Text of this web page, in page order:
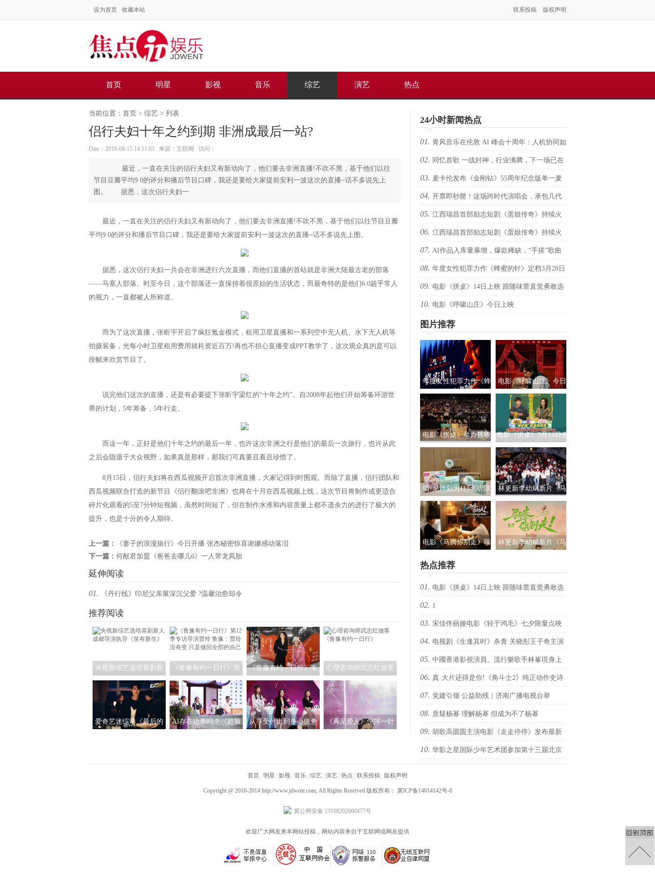
设为首页 收藏本站 联系投稿 版权声明
首页 明星 影视 音乐 综艺 演艺 热点
当前位置： 首页 > 综艺 > 列表
侣行夫妇十年之约到期 非洲成最后一站?
Date：2018-08-15 14:11:03 来源：互联网 访问：
最近，一直在关注的侣行夫妇又有新动向了，他们要去非洲直播!不吹不黑，基于他们以往
节目豆瓣平均9 0的评分和播后节目口碑，我还是要给大家提前安利一波这次的直播~话不多说先上
图。 据悉，这次侣行夫妇一
最近，一直在关注的侣行夫妇又有新动向了，他们要去非洲直播!不吹不黑，基于他们以往节目豆瓣
平均9.0的评分和播后节目口碑，我还是要给大家提前安利一波这次的直播~话不多说先上图。
据悉，这次侣行夫妇一共会在非洲进行六次直播，而他们直播的首站就是非洲大陆最古老的部落
——马塞人部落。时至今日，这个部落还一直保持着很原始的生活状态，而最奇特的是他们6.0超乎常人
的视力，一直都被人所称道。
而为了这次直播，张昕宇开启了疯狂氪金模式，租用卫星直播和一系列空中无人机、水下无人机等
拍摄装备，光每小时卫星租用费用就耗资近百万!再也不担心直播变成PPT教学了，这次观众真的是可以
按帧来欣赏节目了。
说完他们这次的直播，还是有必要提下张昕宇梁红的“十年之约”。自2008年起他们开始筹备环游世
界的计划，5年筹备，5年行走。
而这一年，正好是他们十年之约的最后一年，也许这次非洲之行是他们的最后一次旅行，也许从此
之后会隐退于大众视野，如果真是那样，那我们可真要且看且珍惜了。
8月15日，侣行夫妇将在西瓜视频开启首次非洲直播，大家记得到时围观。而除了直播，侣行团队和
西瓜视频联合打造的新节目《侣行翻滚吧非洲》也将在十月在西瓜视频上线，这次节目将制作成更适合
碎片化观看的5至7分钟短视频，虽然时间短了，但在制作水准和内容质量上都不遗余力的进行了极大的
提升，也是十分的令人期待。
上一篇：
《妻子的浪漫旅行》今日开播 张杰秘密惊喜谢娜感动落泪
下一篇： 何猷君加盟《爸爸去哪儿6》一人带龙凤胎
延伸阅读
01. 《丹行线》印尼父亲展深沉父爱 ?温馨治愈却令
朱丹大哭
推荐阅读
央视新综艺选培喜剧新
人 成都导演执导《笑有
新生》
《鲁豫有约一日行》第
12季专访导演贾玲 鲁
豫：贾玲没有变 只是做
回全部的自己
《鲁豫有约一日行》专
访王潮歌：我希望自己
是一个严肃的艺术家
心理咨询师武志红做客
《鲁豫有约一日行》
爱奇艺迷综季《最后的
AI存在边界吗？《超脑
从享受付出到身心疲惫
《再见爱人》倪萍一针
散
24小时新闻热点
01. 青风音乐在伦敦 AI 峰会十周年：人机协同如
何重塑虚拟音乐 IP 全球化路径？
02. 同忆首歌 一战封神，行业沸腾，下一场已在
路上
03. 麦卡伦发布《金刚钻》55周年纪念版单一麦
芽苏格兰威士忌 致敬007银幕传奇，续写匠心与
电影的交融
04. 开票即秒罄！这场跨时代演唱会，承包几代
人的回忆
05. 江西瑞昌首部励志短剧《蛋姐传奇》持续火
爆！双平台数据刷新纪录，见证本土力量
06. 江西瑞昌首部励志短剧《蛋姐传奇》持续火
爆！双平台数据刷新纪录，见证本土力量
07. AI作品入库量暴增，爆款稀缺，“手搓”歌曲
还有优势吗？青风音乐 SXSW 圆桌实录
08. 年度女性犯罪力作《蜂蜜的针》定档3月28日
绝版影后阵容癫
09. 电影《拼桌》14日上映 跟随味蕾直觉勇敢选
择心之所向
10. 电影《呼啸山庄》今日上映
图片推荐
年度女性犯罪力作《蜂
蜜的针》定档3月28日
绝版影后阵容癫
电影《呼啸山庄》今日
上映
电影《拼桌》举办首映
礼及路演 白色情人节相
约搭子稳稳幸福
电影《拼桌》3月14日全
国上映 饭张力拉满独属
于老吃家的烟火浪漫
听·见计划为111名听障
儿童送上新年声音礼
包：让每一次表达都有
回响
林更新李幼斌新片《马
腾你别走》首映礼 笑泪
齐飞获全龄段共鸣好评
电影《马腾你别走》曝
新李幼斌组团勇闯人
生“新地图”
林更新李幼斌新片《马
热点推荐
01. 电影《拼桌》14日上映 跟随味蕾直觉勇敢选
择心之所向
02. 1
03. 宋佳佟丽娅电影《轻于鸿毛》七夕限量点映
04. 电视剧《生逢其时》杀青 关晓彤王子奇主演
05. 中國香港影視演員、流行樂歌手林峯現身上
海ifc商場 點亮「繽紛歐普藝術樂園」開幕儀式
06. 真·大片还得是你!《角斗士2》纯正动作史诗
style席卷大银幕
07. 党建引领 公益助残｜济南广播电视台举
办“聚光”公益观影活动
08. 质疑杨幂 理解杨幂 但成为不了杨幂
09. 胡歌高圆圆主演电影《走走停停》发布最新
预告 狂野一家上演劲爆日常
10. 华影之星国际少年艺术团参加第十三届北京
首页 明星 影视 音乐 综艺 演艺 热点 联系投稿 版权声明
Copyright @ 2010-2014 http://www.jdwent.com, All Rights Reserved 版权所有： 冀ICP备14014142号-8
冀公网安备 13108202000477号
欢迎广大网友来本网站投稿，网站内容来自于互联网或网友提供